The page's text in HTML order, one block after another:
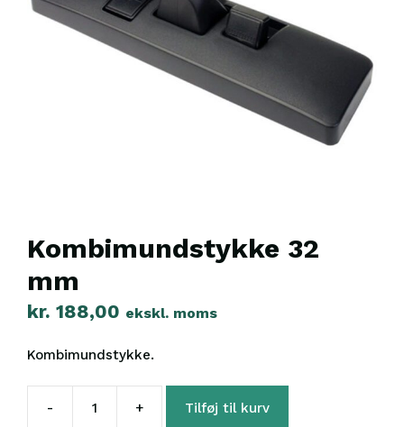
Kombimundstykke 32
mm
kr. 188,00 ekskl. moms
Kombimundstykke.
-
Kombimundstykke
+ Tilføj til kurv